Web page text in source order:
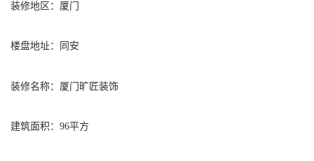
装修地区：厦门
楼盘地址：同安
装修名称：厦门旷匠装饰
建筑面积：96平方